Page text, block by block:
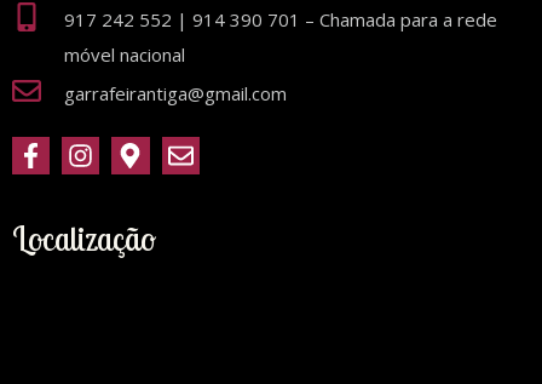
917 242 552 | 914 390 701 – Chamada para a rede
móvel nacional
garrafeirantiga@gmail.com
Localização